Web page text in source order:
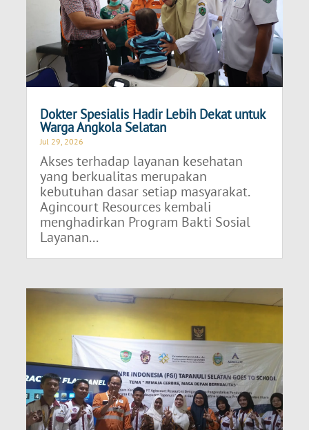
Dokter Spesialis Hadir Lebih Dekat untuk
Warga Angkola Selatan
Jul 29, 2026
Akses terhadap layanan kesehatan
yang berkualitas merupakan
kebutuhan dasar setiap masyarakat.
Agincourt Resources kembali
menghadirkan Program Bakti Sosial
Layanan...